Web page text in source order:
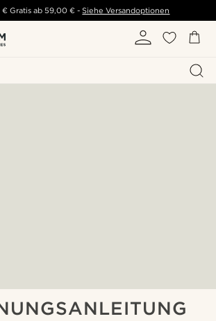
€ Gratis ab 59,00 € - Siehe Versandoptionen